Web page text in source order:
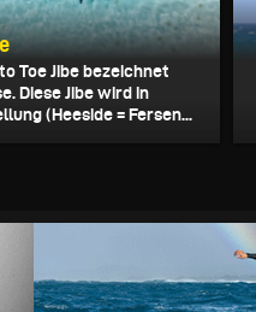
Toe Jibe bezeichnet
Diese Jibe wird in
(Heeside = Fersen...